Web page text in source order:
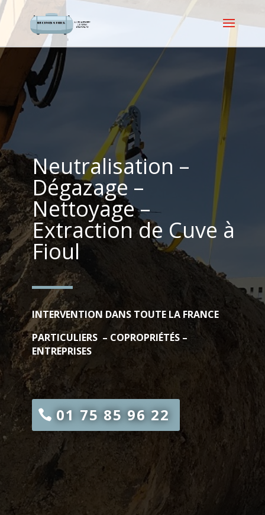
Neutralisation –
Dégazage –
Nettoyage –
Extraction de Cuve à
Fioul
INTERVENTION DANS TOUTE LA FRANCE
PARTICULIERS – COPROPRIÉTÉS –
ENTREPRISES
01 75 85 96 22